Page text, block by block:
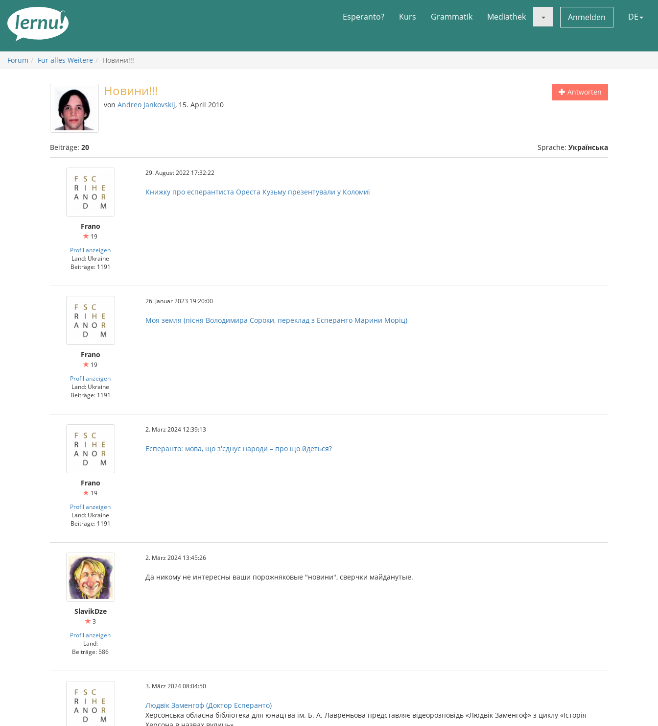
Inhalt
Esperanto? Kurs Grammatik Mediathek Anmelden DE
Forum Für alles Weitere Новини!!!
Antworten
Новини!!!
von Andreo Jankovskij, 15. April 2010
Beiträge: 20 Sprache: Українська
Frano
19
Profil anzeigen
Land: Ukraine
Beiträge: 1191
29. August 2022 17:32:22
Книжку про есперантиста Ореста Кузьму презентували у Коломиї
Frano
19
Profil anzeigen
Land: Ukraine
Beiträge: 1191
26. Januar 2023 19:20:00
Моя земля (пісня Володимира Сороки, переклад з Есперанто Марини Моріц)
Frano
19
Profil anzeigen
Land: Ukraine
Beiträge: 1191
2. März 2024 12:39:13
Есперанто: мова, що з'єднує народи – про що йдеться?
SlavikDze
3
Profil anzeigen
Land:
Beiträge: 586
2. März 2024 13:45:26
Да никому не интересны ваши порожняковые "новини", сверчки майданутые.
3. März 2024 08:04:50
Людвік Заменгоф (Доктор Есперанто)
Херсонська обласна бібліотека для юнацтва ім. Б. А. Лавреньова представляє відеорозповідь «Людвік Заменгоф» з циклу «Історія